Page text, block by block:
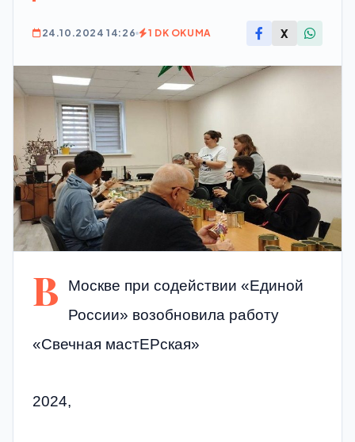
24.10.2024 14:26 1 DK OKUMA X
В
Москве при содействии «Единой
России» возобновила работу
«Свечная мастЕРская»
2024,